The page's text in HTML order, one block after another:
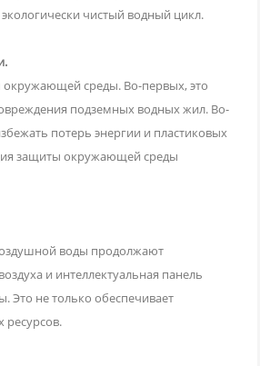
чистый водный цикл.
окружающей среды. Во-первых, это
подземных водных жил. Во-
потерь энергии и пластиковых
защиты окружающей среды
воды продолжают
и интеллектуальная панель
Это не только обеспечивает